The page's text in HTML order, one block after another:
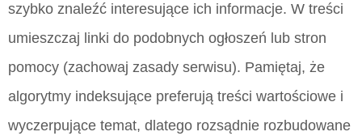
szybko znaleźć interesujące ich informacje. W treści
umieszczaj linki do podobnych ogłoszeń lub stron
pomocy (zachowaj zasady serwisu). Pamiętaj, że
algorytmy indeksujące preferują treści wartościowe i
wyczerpujące temat, dlatego rozsądnie rozbudowane